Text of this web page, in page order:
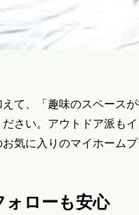
て、「趣味のスペース
さい。アウトドア派も
気に入りのマイホーム
ォローも安心